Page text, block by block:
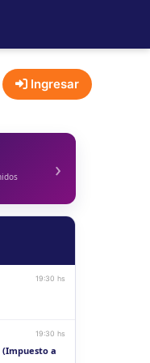
Ingresar
›
19:30 hs
19:30 hs
a